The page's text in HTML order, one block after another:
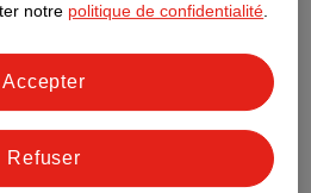
qu’il faut savoir
notre politique de confidentialité.
Refuser
Accepter